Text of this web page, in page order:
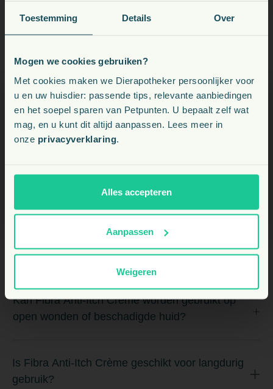
Toestemming Details Over
Mogen we cookies gebruiken?
Met cookies maken we Dierapotheker persoonlijker voor
u en uw huisdier: passende tips, relevante aanbiedingen
en het soepel sparen van Petpunten. U bepaalt zelf wat
mag, en u kunt dit altijd aanpassen. Lees meer in
onze privacyverklaring
Alles accepteren
Aanpassen
Weigeren
Veelgestelde vragen
Waarvoor wordt Fibra Anti-Itch Crème gebruikt
bij paarden?
Fibra Anti-Itch Crème is speciaal ontwikkeld voor paarden die
helpt bij het verlichten van jeuk, kalmeert de huid en
Hoe vaak moet Fibra Anti-Itch Crème worden
aangebracht op de huid van een paard?
Kan Fibra Anti-Itch Crème worden gebruikt op
open wonden of beschadigde huid?
Is Fibra Anti-Itch Crème geschikt voor langdurig
gebruik?
Kies uw land:
BE